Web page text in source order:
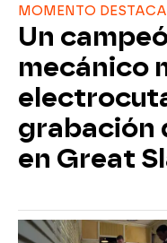
MOMENTO
Un
mecánico
grabación
en Great